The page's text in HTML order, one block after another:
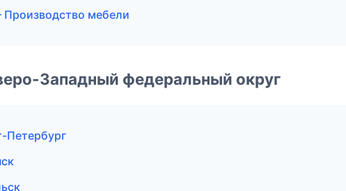
мебели
Западный федеральный округ
Петербург